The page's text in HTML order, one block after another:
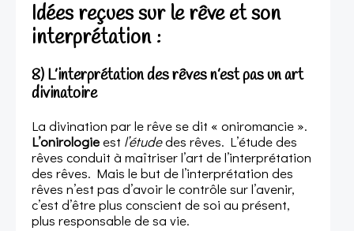
Idées reçues sur le rêve et son
interprétation :
8) L’interprétation des rêves n’est pas un art
divinatoire
La divination par le rêve se dit « oniromancie ».
L’onirologieest l’étudedes rêves. L’étude des
rêves conduit à maîtriser l’art de l’interprétation
des rêves. Mais le but de l’interprétation des
rêves n’est pas d’avoir le contrôle sur l’avenir,
c’est d’être plus conscient de soi au présent,
plus responsable de sa vie.